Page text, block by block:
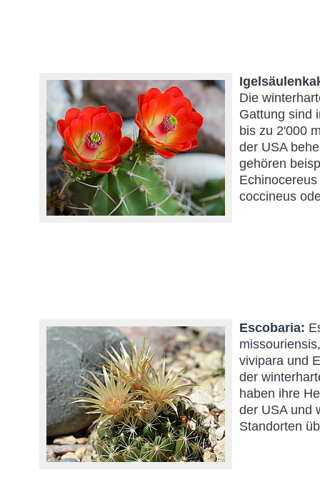
Die
Gattung sind
bis zu 2'000
der USA
gehören
coccineus
Escobaria:
vivipara und
der
haben ihre
der USA und
Standorten